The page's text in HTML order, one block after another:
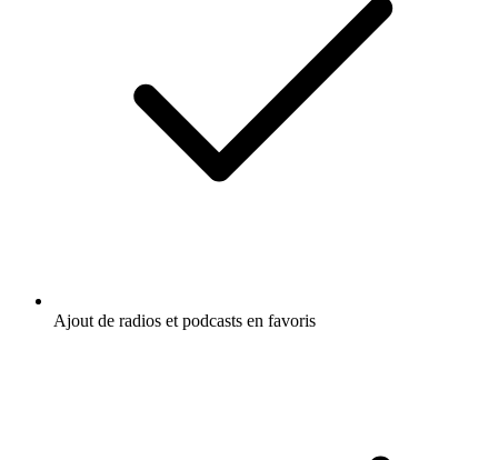
Ajout de radios et podcasts en favoris